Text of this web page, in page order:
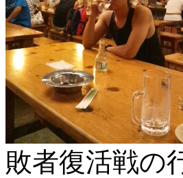
敗者復活戦の